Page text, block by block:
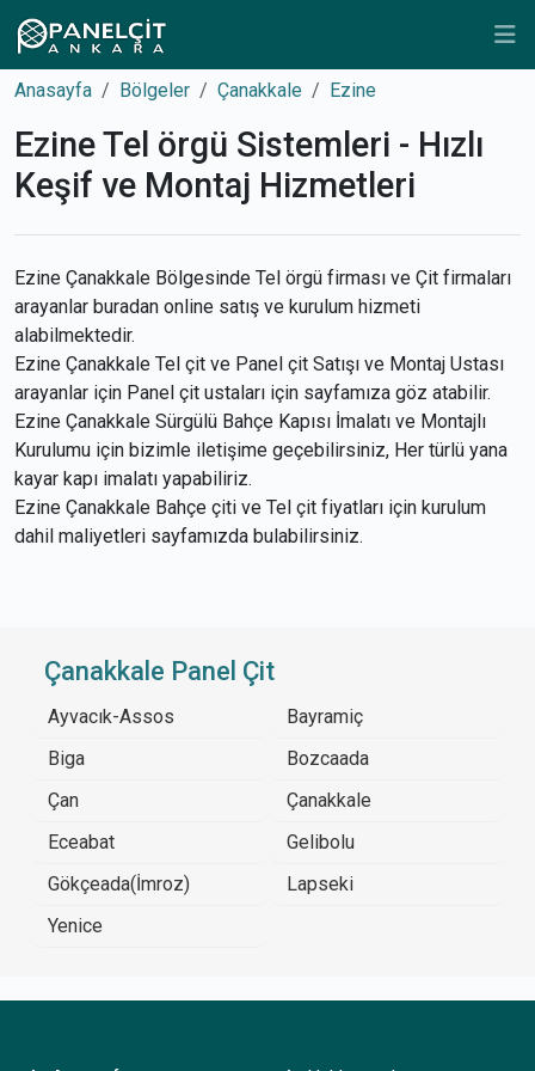
Anasayfa Bölgeler Çanakkale Ezine
Ezine Tel örgü Sistemleri - Hızlı
Keşif ve Montaj Hizmetleri
Ezine Çanakkale Bölgesinde Tel örgü firması ve Çit firmaları
arayanlar buradan online satış ve kurulum hizmeti
alabilmektedir.
Ezine Çanakkale Tel çit ve Panel çit Satışı ve Montaj Ustası
arayanlar için Panel çit ustaları için sayfamıza göz atabilir.
Ezine Çanakkale Sürgülü Bahçe Kapısı İmalatı ve Montajlı
Kurulumu için bizimle iletişime geçebilirsiniz, Her türlü yana
kayar kapı imalatı yapabiliriz.
Ezine Çanakkale Bahçe çiti ve Tel çit fiyatları için kurulum
dahil maliyetleri sayfamızda bulabilirsiniz.
Çanakkale Panel Çit
Ayvacık-Assos
Bayramiç
Biga
Bozcaada
Çan
Çanakkale
Eceabat
Gelibolu
Gökçeada(İmroz)
Lapseki
Yenice